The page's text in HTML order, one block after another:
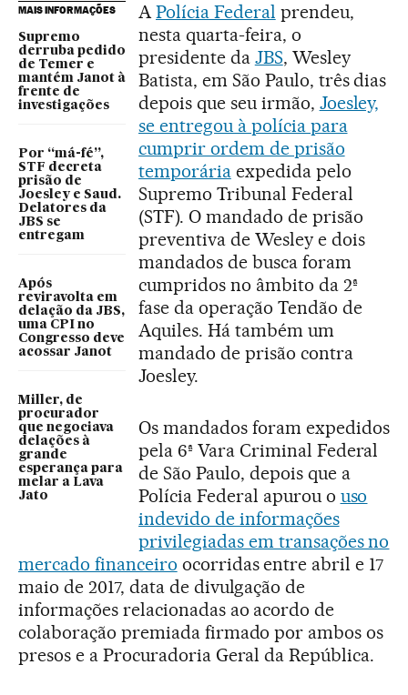
MAIS INFORMAÇÕES
Supremo
derruba pedido
de Temer e
mantém Janot à
frente de
investigações
Por “má-fé”,
STF decreta
prisão de
Joesley e Saud.
Delatores da
JBS se
entregam
Após
reviravolta em
delação da JBS,
uma CPI no
Congresso deve
acossar Janot
Miller, de
procurador
que negociava
delações à
grande
esperança para
melar a Lava
Jato
APolícia Federal prendeu,
nesta quarta-feira, o
presidente da JBS, Wesley
Batista, em São Paulo, três dias
depois que seu irmão, Joesley,
se entregou à polícia para
cumprir ordem de prisão
temporáriaexpedida pelo
Supremo Tribunal Federal
(STF). O mandado de prisão
preventiva de Wesley e dois
mandados de busca foram
cumpridos no âmbito da 2ª
fase da operação Tendão de
Aquiles. Há também um
mandado de prisão contra
Joesley.
Os mandados foram expedidos
pela 6ª Vara Criminal Federal
de São Paulo, depois que a
Polícia Federal apurou o uso
indevido de informações
privilegiadas em transações no
mercado financeiro ocorridas entre abril e 17
maio de 2017, data de divulgação de
informações relacionadas ao acordo de
colaboração premiada firmado por ambos os
presos e a Procuradoria Geral da República.